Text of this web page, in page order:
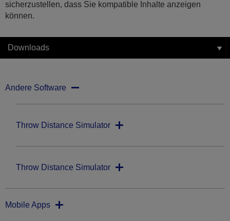
sicherzustellen, dass Sie kompatible Inhalte anzeigen
können.
Downloads
Andere Software
Throw Distance Simulator
Throw Distance Simulator
Mobile Apps